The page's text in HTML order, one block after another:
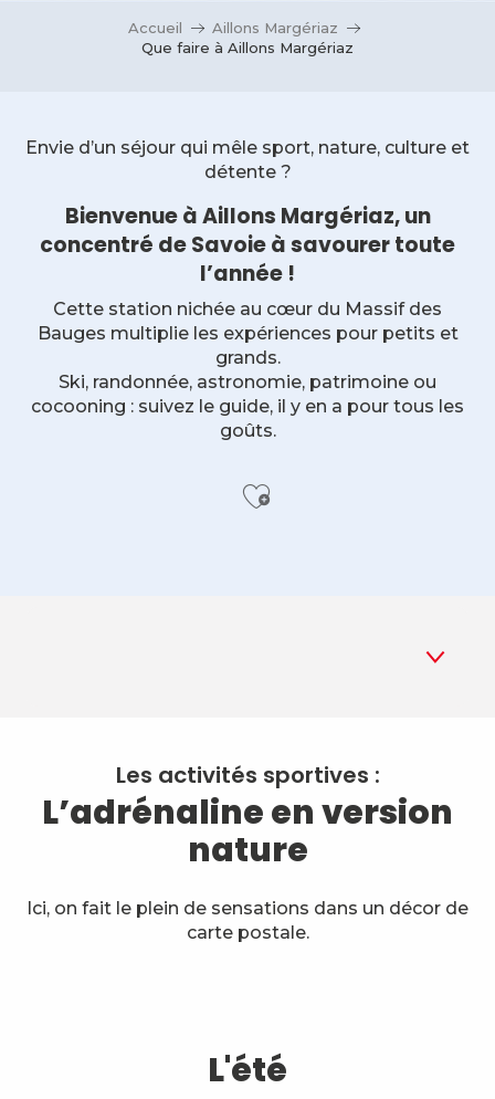
Accueil
Aillons Margériaz
Que faire à Aillons Margériaz
Envie d’un séjour qui mêle sport, nature, culture et
détente ?
Bienvenue à Aillons Margériaz, un
concentré de Savoie à savourer toute
l’année !
Cette station nichée au cœur du Massif des
Bauges multiplie les expériences pour petits et
grands.
Ski, randonnée, astronomie, patrimoine ou
cocooning : suivez le guide, il y en a pour tous les
goûts.
Ajouter aux
2 Pleine nature
Culture et patrimoine
4 Détente et bien-être
Les activités sportives :
L’adrénaline en version
nature
Ici, on fait le plein de sensations dans un décor de
carte postale.
L'été